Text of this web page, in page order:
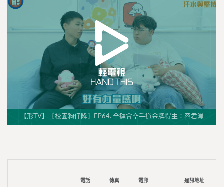
【形TV】〖校園狗仔隊〗EP64. 全運會空手道金牌得主：容君灝
電話 傳真 電郵 通訊地址